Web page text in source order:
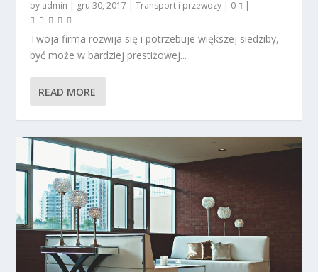
by admin | gru 30, 2017 |Transport i przewozy | 0 |
Twoja firma rozwija się i potrzebuje większej siedziby,
być może w bardziej prestiżowej...
READ MORE